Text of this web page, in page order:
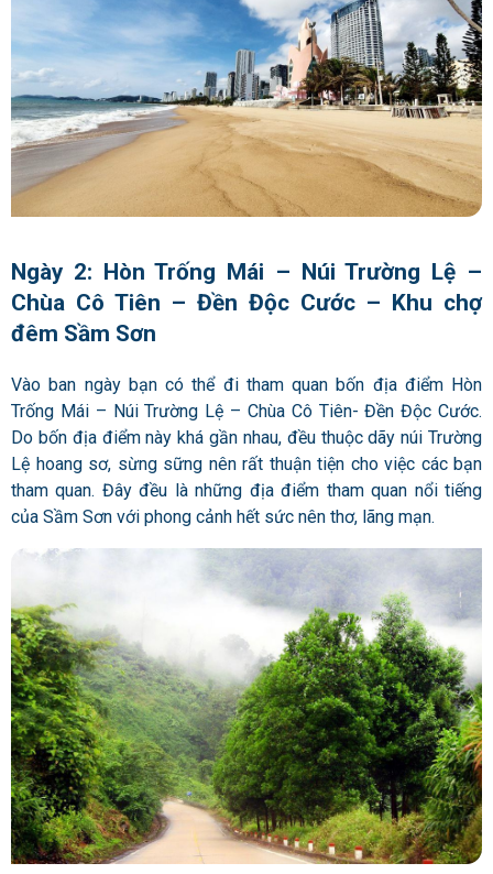
Ngày 2: Hòn Trống Mái – Núi Trường Lệ –
Chùa Cô Tiên – Đền Độc Cước – Khu chợ
đêm Sầm Sơn
Vào ban ngày bạn có thể đi tham quan bốn địa điểm Hòn
Trống Mái – Núi Trường Lệ – Chùa Cô Tiên- Đền Độc Cước.
Do bốn địa điểm này khá gần nhau, đều thuộc dãy núi Trường
Lệ hoang sơ, sừng sững nên rất thuận tiện cho việc các bạn
tham quan. Đây đều là những địa điểm tham quan nổi tiếng
của Sầm Sơn với phong cảnh hết sức nên thơ, lãng mạn.